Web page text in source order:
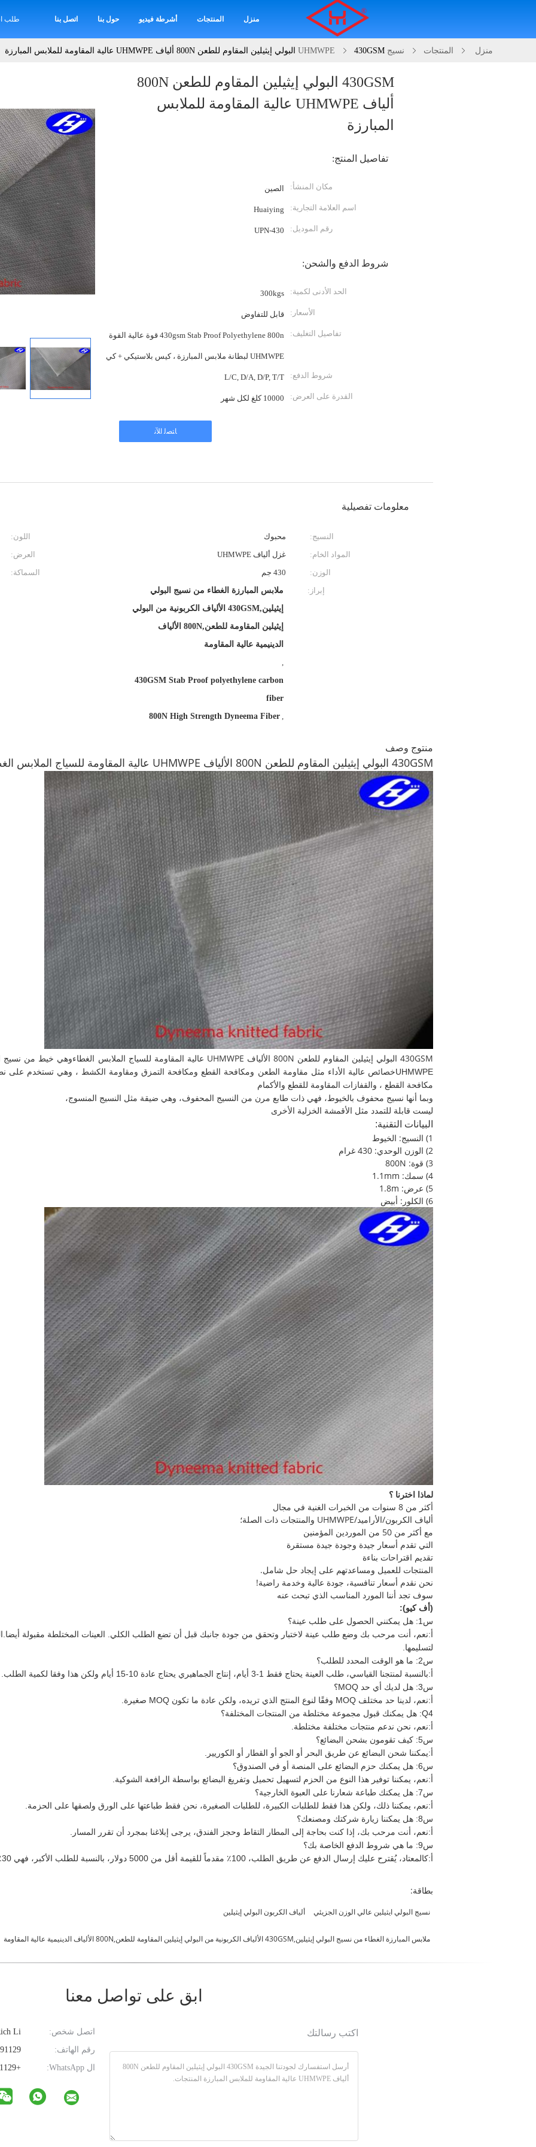
منزل المنتجات أشرطة فيديو حول بنا اتصل بنا طلب
منزل المنتجات نسيج UHMWPE 430GSM البولي إيثيلين المقاوم للطعن 800N ألياف UHMWPE عالية المقاومة للملابس المبارزة
430GSM البولي إيثيلين المقاوم للطعن 800N
ألياف UHMWPE عالية المقاومة للملابس
المبارزة
تفاصيل المنتج:
مكان المنشأ: الصين
اسم العلامة التجارية: Huaiying
رقم الموديل: UPN-430
شروط الدفع والشحن:
الحد الأدنى لكمية: 300kgs
الأسعار: قابل للتفاوض
تفاصيل التغليف: 430gsm Stab Proof Polyethylene 800n قوة عالية القوة
UHMWPE لبطانة ملابس المبارزة ، كيس بلاستيكي + كي
شروط الدفع: L/C, D/A, D/P, T/T
القدرة على العرض: 10000 كلغ لكل شهر
ﺎﺘﺼﻟ ﺍﻶﻧ
معلومات تفصيلية
النسيج: محبوك اللون:
المواد الخام:
غزل ألياف UHMWPE العرض:
الوزن:
430 جم السماكة:
إبراز:
ملابس المبارزة الغطاء من نسيج البولي
إيثيلين,430GSM الألياف الكربونية من البولي
إيثيلين المقاومة للطعن,800N الألياف
الدينيمية عالية المقاومة
,
430GSM Stab Proof polyethylene carbon
fiber
,
800N High Strength Dyneema Fiber
منتوج وصف
430GSM البولي إيثيلين المقاوم للطعن 800N الألياف UHMWPE عالية المقاومة للسياج الملابس الغطاء
430GSM البولي إيثيلين المقاوم للطعن 800N الألياف UHMWPE عالية المقاومة للسياج الملابس الغطاء وهي خيط من نسيج
UHMWPEخصائص عالية الأداء مثل مقاومة الطعن ومكافحة القطع ومكافحة التمزق ومقاومة الكشط ، وهي تستخدم على
مكافحة القطع ، والقفازات المقاومة للقطع والأكمام
وبما أنها نسيج محفوف بالخيوط، فهي ذات طابع مرن من النسيج المحفوف، وهي ضيقة مثل النسيج المنسوج،
ليست قابلة للتمدد مثل الأقمشة الخزلية الأخرى
البيانات التقنية:
1) النسيج: الخيوط
2) الوزن الوحدي: 430 غرام
3) قوة: 800N
4) سمك: 1.1mm
5) عرض: 1.8m
6) الكلور: أبيض
لماذا اخترنا ؟
أكثر من 8 سنوات من الخبرات الغنية في مجال
ألياف الكربون/الأراميد/UHMWPE والمنتجات ذات الصلة؛
مع أكثر من 50 من الموردين المؤمنين
التي تقدم أسعار جيدة وجودة جيدة مستقرة
تقديم اقتراحات بناءة
المنتجات للعميل ومساعدتهم على إيجاد حل شامل.
نحن نقدم أسعار تنافسية، جودة عالية وخدمة راضية!
سوف تجد أننا المورد المناسب الذي تبحث عنه
(أف كيو):
س1: هل يمكنني الحصول على طلب عينة؟
أ:نعم، أنت مرحب بك وضع طلب عينة لاختبار وتحقق من جودة جانبك قبل أن تضع الطلب الكلي. العينات المختلطة مقبولة
لتسليمها.
س2: ما هو الوقت المحدد للطلب؟
أ:بالنسبة لمنتجنا القياسي، طلب العينة يحتاج فقط 1-3 أيام، إنتاج الجماهيري يحتاج عادة 10-15 أيام ولكن هذا وفقا لكمية الطلب.
س3: هل لديك أي حد MOQ؟
أ:نعم، لدينا حد مختلف MOQ وفقًا لنوع المنتج الذي تريده، ولكن عادة ما تكون MOQ صغيرة.
Q4: هل يمكنك قبول مجموعة مختلطة من المنتجات المختلفة؟
أ:نعم، نحن ندعم منتجات مختلفة مختلطة.
س5: كيف تقومون بشحن البضائع؟
أ:يمكننا شحن البضائع عن طريق البحر أو الجو أو القطار أو الكوريير.
س6: هل يمكنك حزم البضائع على المنصة أو في الصندوق؟
أ:نعم، يمكننا توفير هذا النوع من الحزم لتسهيل تحميل وتفريغ البضائع بواسطة الرافعة الشوكية.
س7: هل يمكنك طباعة شعارنا على العبوة الخارجية؟
أ:نعم، يمكننا ذلك، ولكن هذا فقط للطلبات الكبيرة، للطلبات الصغيرة، نحن فقط طباعتها على الورق ولصقها على الحزمة.
س8: هل يمكننا زيارة شركتك ومصنعك؟
أ:نعم، أنت مرحب بك، إذا كنت بحاجة إلى المطار التقاط وحجز الفندق، يرجى إبلاغنا بمجرد أن تقرر المسار.
س9: ما هي شروط الدفع الخاصة بك؟
أ:كالمعتاد، يُقترح عليك إرسال الدفع عن طريق الطلب، 100٪ مقدماً للقيمة أقل من 5000 دولار، بالنسبة للطلب الأكبر، فهي 30٪ إيداع و 70٪ ضد نسخة B / L.
بطاقة:
نسيج البولي ايثيلين عالي الوزن الجزيئي ألياف الكربون البولي إيثيلين
ملابس المبارزة الغطاء من نسيج البولي إيثيلين,430GSM الألياف الكربونية من البولي إيثيلين المقاومة للطعن,800N الألياف الدينيمية عالية المقاومة
ابق على تواصل معنا
اتصل شخص:
رقم الهاتف:
ال WhatsApp:
+8613381591129
اكتب رسالتك